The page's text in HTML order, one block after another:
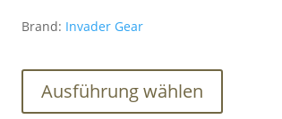
bis
Brand: Invader Gear
Ausführung wählen
weist